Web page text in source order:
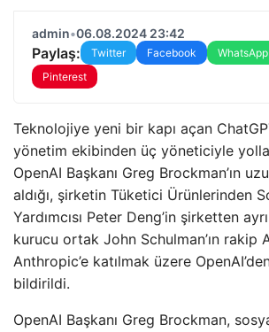
admin•06.08.2024 23:42
Paylaş: Twitter Facebook WhatsApp
Pinterest
Teknolojiye yeni bir kapı açan
yönetim ekibinden üç yöneticiyle
OpenAI Başkanı Greg Brockman’ın
aldığı, şirketin Tüketici Ürünlerinden
Yardımcısı Peter Deng’in şirketten
kurucu ortak John Schulman’ın rakip
Anthropic’e katılmak üzere OpenAI’den
bildirildi.
OpenAI Başkanı Greg Brockman,